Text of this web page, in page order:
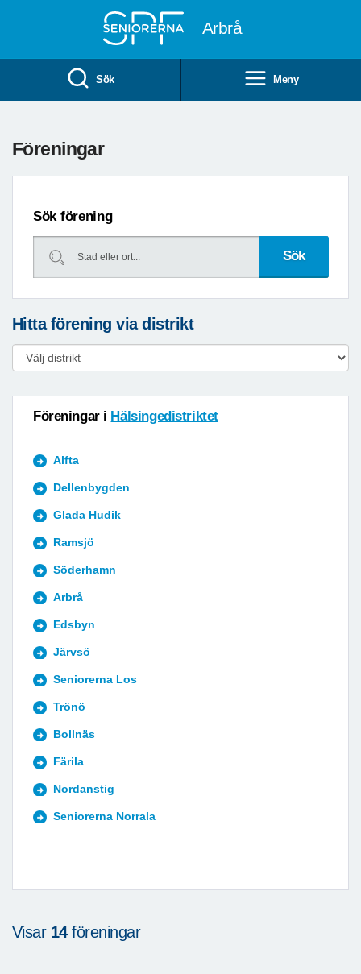
Arbrå
Sök Meny
Föreningar
Sök förening
Hitta förening via distrikt
Föreningar i Hälsingedistriktet
Alfta
Dellenbygden
Glada Hudik
Ramsjö
Söderhamn
Arbrå
Edsbyn
Järvsö
Seniorerna Los
Trönö
Bollnäs
Färila
Nordanstig
Seniorerna Norrala
Visar 14föreningar